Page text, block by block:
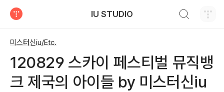
IU STUDIO
미스터신iu/Etc.
120829 스카이 페스티벌 뮤직뱅
크 제국의 아이들 by 미스터신iu